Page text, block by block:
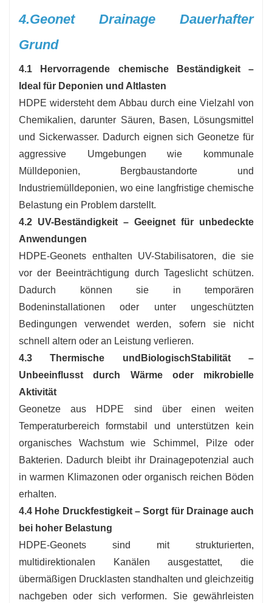
4.Geonet Drainage Dauerhafter
Grund
4.1 Hervorragende chemische Beständigkeit –
Ideal für Deponien und Altlasten
HDPE widersteht dem Abbau durch eine Vielzahl von
Chemikalien, darunter Säuren, Basen, Lösungsmittel
und Sickerwasser. Dadurch eignen sich Geonetze für
aggressive Umgebungen wie kommunale
Mülldeponien, Bergbaustandorte und
Industriemülldeponien, wo eine langfristige chemische
Belastung ein Problem darstellt.
4.2 UV-Beständigkeit – Geeignet für unbedeckte
Anwendungen
HDPE-Geonets enthalten UV-Stabilisatoren, die sie
vor der Beeinträchtigung durch Tageslicht schützen.
Dadurch können sie in temporären
Bodeninstallationen oder unter ungeschützten
Bedingungen verwendet werden, sofern sie nicht
schnell altern oder an Leistung verlieren.
4.3 Thermische und BiologischStabilität –
Unbeeinflusst durch Wärme oder mikrobielle
Aktivität
Geonetze aus HDPE sind über einen weiten
Temperaturbereich formstabil und unterstützen kein
organisches Wachstum wie Schimmel, Pilze oder
Bakterien. Dadurch bleibt ihr Drainagepotenzial auch
in warmen Klimazonen oder organisch reichen Böden
erhalten.
4.4 Hohe Druckfestigkeit – Sorgt für Drainage auch
bei hoher Belastung
HDPE-Geonets sind mit strukturierten,
multidirektionalen Kanälen ausgestattet, die
übermäßigen Drucklasten standhalten und gleichzeitig
nachgeben oder sich verformen. Sie gewährleisten